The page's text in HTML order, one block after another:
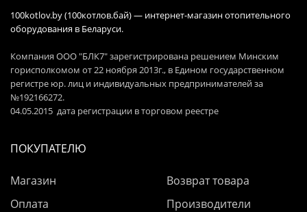
100kotlov.by (100котлов.бай) — интернет-магазин отопительного
оборудования в Беларуси.
Компания ООО "БЛК7" зарегистрирована решением Минским
горисполкомом от 22 ноября 2013г., в Едином государственном
регистре юр. лиц и индивидуальных предпринимателей за
№192166272.
04.05.2015 дата регистрации в торговом реестре
ПОКУПАТЕЛЮ
Магазин
Оплата
Возврат товара
Производители